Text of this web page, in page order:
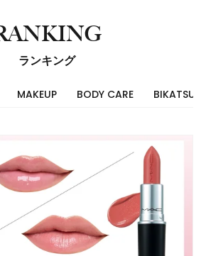
ランキング
MAKEUP BODY CARE BIKATSU